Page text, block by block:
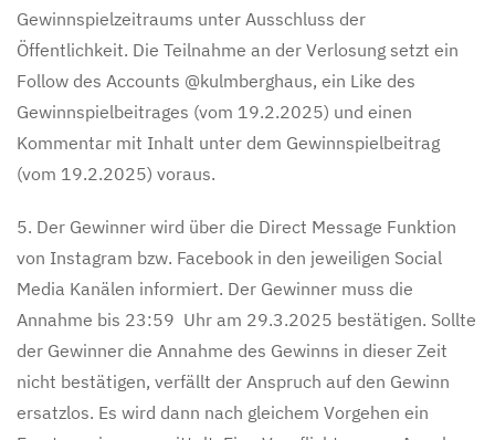
Gewinnspielzeitraums unter Ausschluss der
Öffentlichkeit. Die Teilnahme an der Verlosung setzt ein
Follow des Accounts @kulmberghaus, ein Like des
Gewinnspielbeitrages (vom 19.2.2025) und einen
Kommentar mit Inhalt unter dem Gewinnspielbeitrag
(vom 19.2.2025) voraus.
5. Der Gewinner wird über die Direct Message Funktion
von Instagram bzw. Facebook in den jeweiligen Social
Media Kanälen informiert. Der Gewinner muss die
Annahme bis 23:59 Uhr am 29.3.2025 bestätigen. Sollte
der Gewinner die Annahme des Gewinns in dieser Zeit
nicht bestätigen, verfällt der Anspruch auf den Gewinn
ersatzlos. Es wird dann nach gleichem Vorgehen ein